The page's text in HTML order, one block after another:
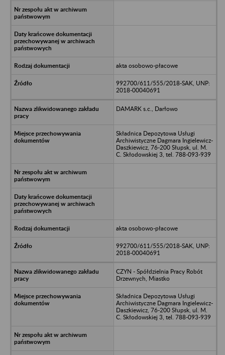
akta osobowo-płacowe
992700/611/555/2018-SAK, UNP:
2018-00040691
DAMARK s.c., Darłowo
Składnica Depozytowa Usługi
Archiwistyczne Dagmara Ingielewicz-
Daszkiewicz, 76-200 Słupsk, ul. M.
C. Skłodowskiej 3, tel. 788-093-939
akta osobowo-płacowe
992700/611/555/2018-SAK, UNP:
2018-00040691
CZYN - Spółdzielnia Pracy Robót
Drzewnych, Miastko
Składnica Depozytowa Usługi
Archiwistyczne Dagmara Ingielewicz-
Daszkiewicz, 76-200 Słupsk, ul. M.
C. Skłodowskiej 3, tel. 788-093-939